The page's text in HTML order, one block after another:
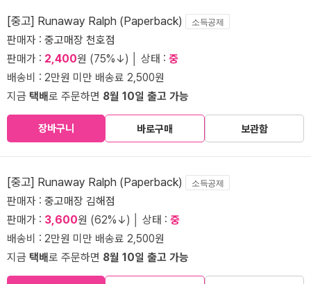
[중고] Runaway Ralph (Paperback) 소득공제
판매자 : 중고매장 천호점
판매가 : 2,400원 (75%↓) │ 상태 : 중
배송비 : 2만원 미만 배송료 2,500원
지금 택배로 주문하면 8월 10일 출고 가능
장바구니 바로구매 보관함
[중고] Runaway Ralph (Paperback) 소득공제
판매자 : 중고매장 김해점
판매가 : 3,600원 (62%↓) │ 상태 : 중
배송비 : 2만원 미만 배송료 2,500원
지금 택배로 주문하면 8월 10일 출고 가능